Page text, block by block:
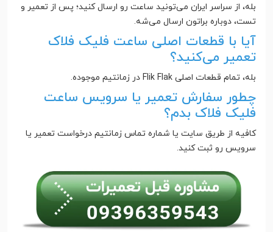
بله، از سراسر ایران می‌تونید ساعت رو ارسال کنید؛ پس از تعمیر و
تست، دوباره براتون ارسال می‌شه.
آیا با قطعات اصلی ساعت فلیک فلاک
تعمیر می‌کنید؟
بله، تمام قطعات اصلی Flik Flak در زمانتیم موجوده.
چطور سفارش تعمیر یا سرویس ساعت
فلیک فلاک بدم؟
کافیه از طریق سایت یا شماره تماس زمانتیم درخواست تعمیر یا
سرویس رو ثبت کنید.